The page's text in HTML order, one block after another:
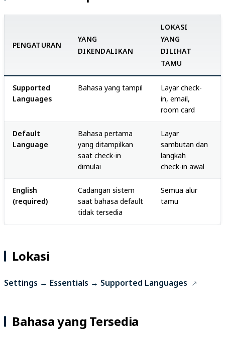
PENGATURAN
YANG
DIKENDALIKAN
LOKASI
YANG
DILIHAT
TAMU
Supported
Languages
Bahasa yang tampil
Layar check-
in, email,
room card
Default
Language
Bahasa pertama
yang ditampilkan
saat check-in
dimulai
Layar
sambutan dan
langkah
check-in awal
English
(required)
Cadangan sistem
saat bahasa default
tidak tersedia
Semua alur
tamu
Lokasi
Settings → Essentials → Supported Languages
Bahasa yang Tersedia